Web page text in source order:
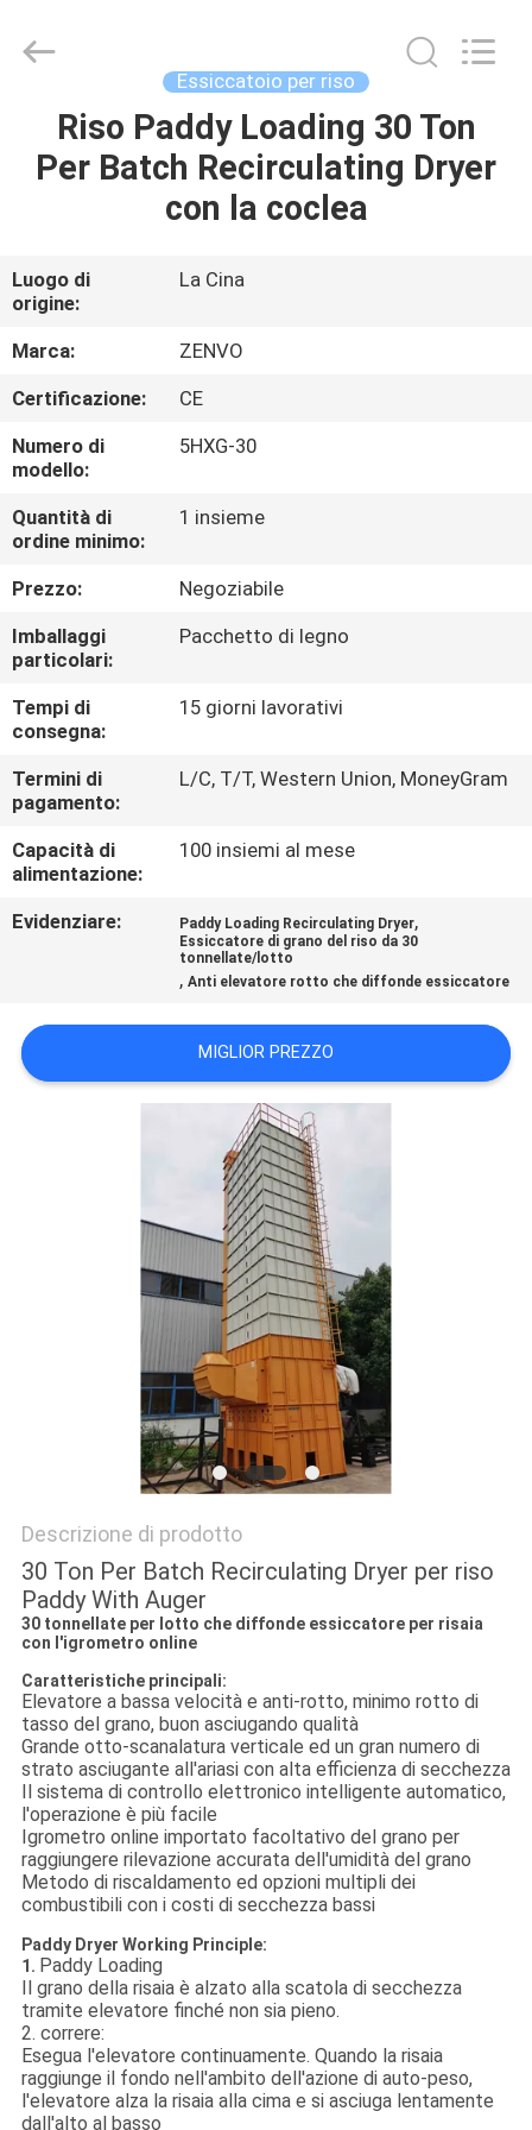
CASA
CIRCA
NOI
GIRO
DELLA
FABBRICA
CONTROLLO
DI
QUALITÀ
CONTATTICI
NOTIZIE
RICHIEDA
CITAZIONE
MAPPA
DEL
SITO
TECHNOLOGY
Essiccatoio per riso
Riso Paddy Loading 30 Ton
Per Batch Recirculating Dryer
con la coclea
Luogo di
origine:
La Cina
Marca:
ZENVO
Certificazione:
CE
Numero di
modello:
5HXG-30
Quantità di
ordine minimo:
1 insieme
Prezzo:
Negoziabile
Imballaggi
particolari:
Pacchetto di legno
Tempi di
consegna:
15 giorni lavorativi
Termini di
pagamento:
L/C, T/T, Western Union, MoneyGram
Capacità di
alimentazione:
100 insiemi al mese
Evidenziare: Paddy Loading Recirculating Dryer,
Essiccatore di grano del riso da 30
tonnellate/lotto
,Anti elevatore rotto che diffonde essiccatore
MIGLIOR PREZZO
Descrizione di prodotto
30 Ton Per Batch Recirculating Dryer per riso
Paddy With Auger
30 tonnellate per lotto che diffonde essiccatore per risaia
con l'igrometro online
Caratteristiche principali:
Elevatore a bassa velocità e anti-rotto, minimo rotto di
tasso del grano, buon asciugando qualità
Grande otto-scanalatura verticale ed un gran numero di
strato asciugante all'ariasi con alta efficienza di secchezza
Il sistema di controllo elettronico intelligente automatico,
l'operazione è più facile
Igrometro online importato facoltativo del grano per
raggiungere rilevazione accurata dell'umidità del grano
Metodo di riscaldamento ed opzioni multipli dei
combustibili con i costi di secchezza bassi
Paddy Dryer Working Principle:
1. Paddy Loading
Il grano della risaia è alzato alla scatola di secchezza
tramite elevatore finché non sia pieno.
2. correre:
Esegua l'elevatore continuamente. Quando la risaia
raggiunge il fondo nell'ambito dell'azione di auto-peso,
l'elevatore alza la risaia alla cima e si asciuga lentamente
dall'alto al basso